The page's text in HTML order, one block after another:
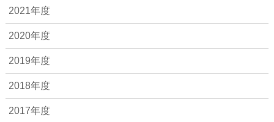
2021年度
2020年度
2019年度
2018年度
2017年度